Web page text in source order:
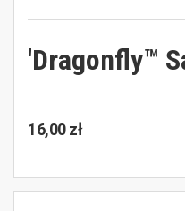
'Dragonfly™
16,00 zł